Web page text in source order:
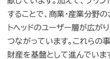
することで、商業・産業分野
トヘッドのユーザー層が広が
つながっています。これらの
財産を基盤として進んでいま